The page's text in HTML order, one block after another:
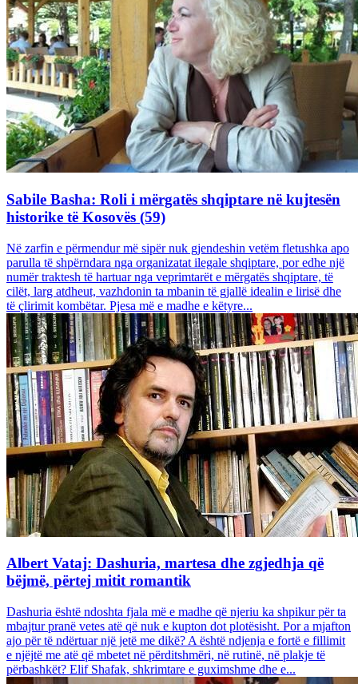
Sabile Basha: Roli i mërgatës shqiptare në kujtesën
historike të Kosovës (59)
Në zarfin e përmendur më sipër nuk gjendeshin vetëm fletushka apo
parulla të shpërndara nga organizatat ilegale shqiptare, por edhe një
numër traktesh të hartuar nga veprimtarët e mërgatës shqiptare, të
cilët, larg atdheut, vazhdonin ta mbanin të gjallë idealin e lirisë dhe
të çlirimit kombëtar. Pjesa më e madhe e këtyre...
Albert Vataj: Dashuria, martesa dhe zgjedhja që
bëjmë, përtej mitit romantik
Dashuria është ndoshta fjala më e madhe që njeriu ka shpikur për ta
mbajtur pranë vetes atë që nuk e kupton dot plotësisht. Por a mjafton
ajo për të ndërtuar një jetë me dikë? A është ndjenja e fortë e fillimit
e njëjtë me atë që mbetet në përditshmëri, në rutinë, në plakje të
përbashkët? Elif Shafak, shkrimtare e guximshme dhe e...